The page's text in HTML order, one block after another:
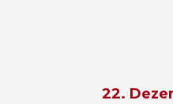
22.